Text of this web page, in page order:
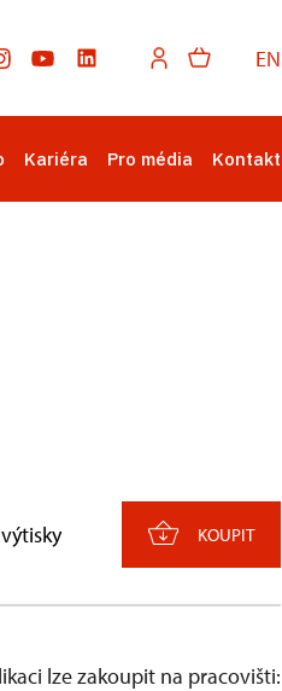
EN
Kariéra Pro média Kontakt
KOUPIT
lze zakoupit na pracovišti: